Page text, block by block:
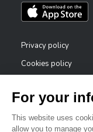
Téléchargez
Privacy policy
Cookies policy
Accessibility
Reporting system